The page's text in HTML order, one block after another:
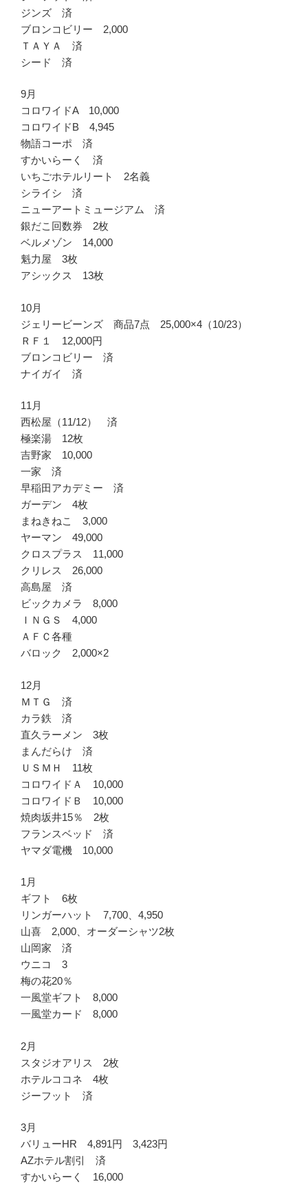
ジンズ 済
ブロンコビリー 2,000
ＴＡＹＡ 済
シード 済
9月
コロワイドA 10,000
コロワイドB 4,945
物語コーポ 済
すかいらーく 済
いちごホテルリート 2名義
シライシ 済
ニューアートミュージアム 済
銀だこ回数券 2枚
ベルメゾン 14,000
魁力屋 3枚
アシックス 13枚
10月
ジェリービーンズ 商品7点 25,000×4（10/23）
ＲＦ１ 12,000円
ブロンコビリー 済
ナイガイ 済
11月
西松屋（11/12） 済
極楽湯 12枚
吉野家 10,000
一家 済
早稲田アカデミー 済
ガーデン 4枚
まねきねこ 3,000
ヤーマン 49,000
クロスプラス 11,000
クリレス 26,000
高島屋 済
ビックカメラ 8,000
ＩＮＧＳ 4,000
ＡＦＣ各種
バロック 2,000×2
12月
ＭＴＧ 済
カラ鉄 済
直久ラーメン 3枚
まんだらけ 済
ＵＳＭＨ 11枚
コロワイドＡ 10,000
コロワイドＢ 10,000
焼肉坂井15％ 2枚
フランスベッド 済
ヤマダ電機 10,000
1月
ギフト 6枚
リンガーハット 7,700、4,950
山喜 2,000、オーダーシャツ2枚
山岡家 済
ウニコ 3
梅の花20％
一風堂ギフト 8,000
一風堂カード 8,000
2月
スタジオアリス 2枚
ホテルココネ 4枚
ジーフット 済
3月
バリューHR 4,891円 3,423円
AZホテル割引 済
すかいらーく 16,000